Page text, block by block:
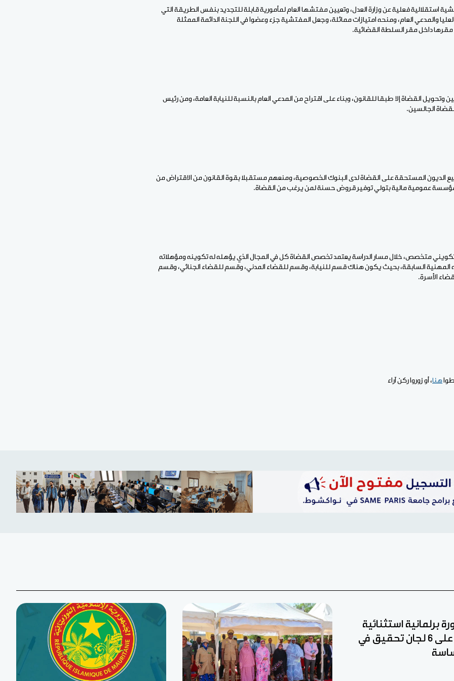
استقلالية فعلية عن وزارة العدل، وتعيين مفتشها العام لمأمورية قابلة للتجديد بنفس الطريقة التي
والمدعي العام، ومنحه امتيازات مماثلة، وجعل المفتشية جزء وعضوا في اللجنة الدائمة الممثلة
داخل مقر السلطة القضائية.
وتحويل القضاة إلا طبقا للقانون، وبناء على اقتراح من المدعي العام بالنسبة للنيابة العامة، ومن رئيس
الجالسين.
الديون المستحقة على القضاة لدى البنوك الخصوصية، ومنعهم مستقبلا بقوة القانون من الاقتراض من
عمومية مالية بتولي توفير قروض حسنة لمن يرغب من القضاة.
تكويني متخصص، خلال مسار الدراسة يعتمد تخصص القضاة كل في المجال الذي يؤهله له تكوينه ومؤهلاته
المهنية السابقة، بحيث يكون هناك قسم للنيابة، وقسم للقضاء المدني، وقسم للقضاء الجنائي، وقسم
الأسرة.
هنا، أو زوروا ركن آراء
برلمانية استثنائية
للمصادقة على 6 لجان تحقيق في